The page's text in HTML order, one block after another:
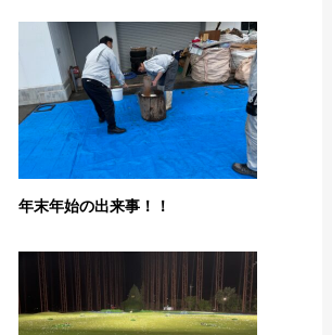
年末年始の出来事！！